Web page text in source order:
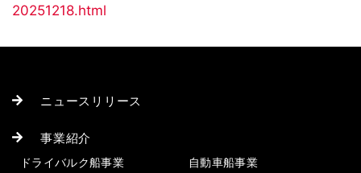
20251218.html
ニュースリリース
事業紹介
ドライバルク船事業
自動車船事業